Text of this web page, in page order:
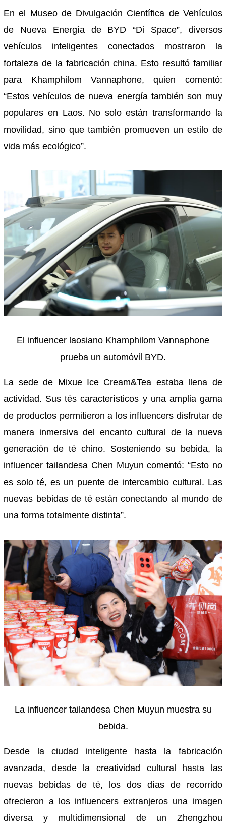
En el Museo de Divulgación Científica de Vehículos
de Nueva Energía de BYD “Di Space”, diversos
vehículos inteligentes conectados mostraron la
fortaleza de la fabricación china. Esto resultó familiar
para Khamphilom Vannaphone, quien comentó:
“Estos vehículos de nueva energía también son muy
populares en Laos. No solo están transformando la
movilidad, sino que también promueven un estilo de
vida más ecológico”.
El influencer laosiano Khamphilom Vannaphone
prueba un automóvil BYD.
La sede de Mixue Ice Cream&Tea estaba llena de
actividad. Sus tés característicos y una amplia gama
de productos permitieron a los influencers disfrutar de
manera inmersiva del encanto cultural de la nueva
generación de té chino. Sosteniendo su bebida, la
influencer tailandesa Chen Muyun comentó: “Esto no
es solo té, es un puente de intercambio cultural. Las
nuevas bebidas de té están conectando al mundo de
una forma totalmente distinta”.
La influencer tailandesa Chen Muyun muestra su
bebida.
Desde la ciudad inteligente hasta la fabricación
avanzada, desde la creatividad cultural hasta las
nuevas bebidas de té, los dos días de recorrido
ofrecieron a los influencers extranjeros una imagen
diversa y multidimensional de un Zhengzhou